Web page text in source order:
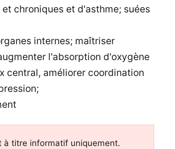
chroniques et d'asthme; suées
internes; maîtriser
l'absorption d'oxygène
central, améliorer coordination
à titre informatif uniquement.